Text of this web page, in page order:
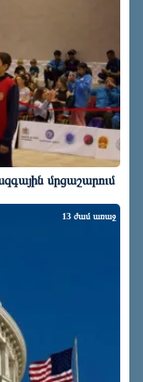
մրցաշարում
13 ժամ առաջ